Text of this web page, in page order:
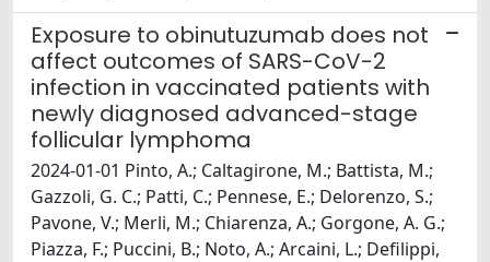
Exposure to obinutuzumab does not
affect outcomes of SARS-CoV-2
infection in vaccinated patients with
newly diagnosed advanced-stage
follicular lymphoma
2024-01-01 Pinto, A.; Caltagirone, M.; Battista, M.;
Gazzoli, G. C.; Patti, C.; Pennese, E.; Delorenzo, S.;
Pavone, V.; Merli, M.; Chiarenza, A.; Gorgone, A. G.;
Piazza, F.; Puccini, B.; Noto, A.; Arcaini, L.; Defilippi,